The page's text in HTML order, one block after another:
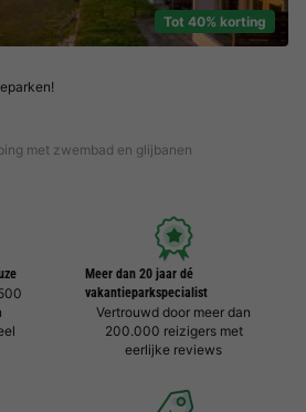
met zwembad en glijbanen
Tot 40% korting
Meer dan 20 jaar dé
vakantieparkspecialist
Vertrouwd door meer dan
200.000 reizigers met
eerlijke reviews